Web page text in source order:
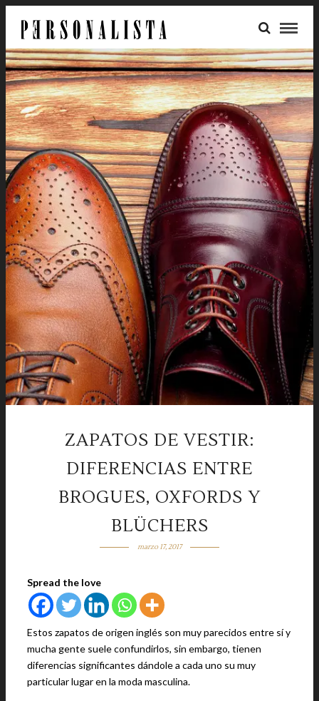
ZAPATOS DE VESTIR:
DIFERENCIAS ENTRE
BROGUES, OXFORDS Y
BLÜCHERS
marzo 17, 2017
Spread the love
Estos zapatos de origen inglés son muy parecidos entre sí y
mucha gente suele confundirlos, sin embargo, tienen
diferencias significantes dándole a cada uno su muy
particular lugar en la moda masculina.